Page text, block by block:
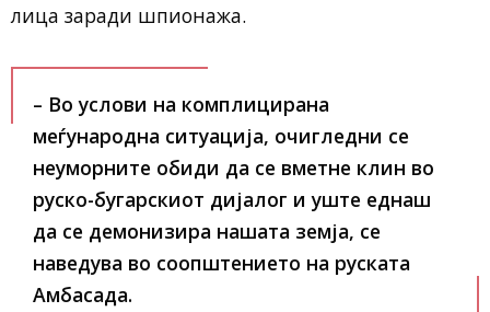
лица заради шпионажа.
– Во услови на комплицирана
меѓународна ситуација, очигледни се
неуморните обиди да се вметне клин во
руско-бугарскиот дијалог и уште еднаш
да се демонизира нашата земја, се
наведува во соопштението на руската
Амбасада.